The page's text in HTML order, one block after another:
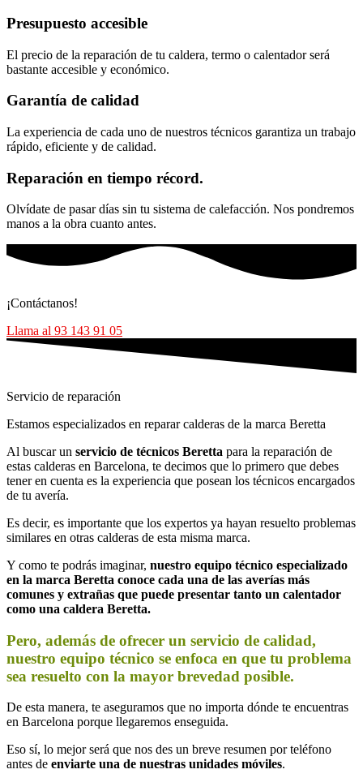
Presupuesto accesible
El precio de la reparación de tu caldera, termo o calentador será
bastante accesible y económico.
Garantía de calidad
La experiencia de cada uno de nuestros técnicos garantiza un trabajo
rápido, eficiente y de calidad.
Reparación en tiempo récord.
Olvídate de pasar días sin tu sistema de calefacción. Nos pondremos
manos a la obra cuanto antes.
¡Contáctanos!
Llama al 93 143 91 05
Servicio de reparación
Estamos especializados en reparar calderas de la marca Beretta
Al buscar un servicio de técnicos Beretta para la reparación de
estas calderas en Barcelona, te decimos que lo primero que debes
tener en cuenta es la experiencia que posean los técnicos encargados
de tu avería.
Es decir, es importante que los expertos ya hayan resuelto problemas
similares en otras calderas de esta misma marca.
Y como te podrás imaginar, nuestro equipo técnico especializado
en la marca Beretta conoce cada una de las averías más
comunes y extrañas que puede presentar tanto un calentador
como una caldera Beretta.
Pero, además de ofrecer un servicio de calidad,
nuestro equipo técnico se enfoca en que tu problema
sea resuelto con la mayor brevedad posible.
De esta manera, te aseguramos que no importa dónde te encuentras
en Barcelona porque llegaremos enseguida.
Eso sí, lo mejor será que nos des un breve resumen por teléfono
antes de enviarte una de nuestras unidades móviles.